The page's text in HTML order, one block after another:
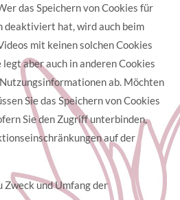
das Speichern von Cookies für
deaktiviert hat, wird auch beim
mit keinen solchen Cookies
legt aber auch in anderen Cookies
ab. Möchten
Sie das Speichern von Cookies
Sie den Zugriff unterbinden,
auf der
und Umfang der